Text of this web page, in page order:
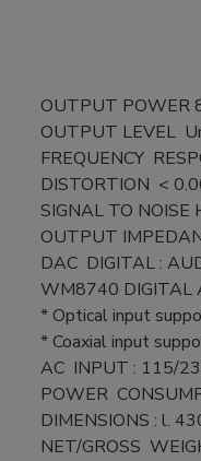
OUTPUT POWER
OUTPUT LEVEL
FREQUENCY
DISTORTION <
SIGNAL TO NOISE
OUTPUT
DAC DIGITAL :
WM8740 DIGITAL
* Optical input
* Coaxial input
AC INPUT : 115/
POWER
DIMENSIONS : l.
NET/GROSS